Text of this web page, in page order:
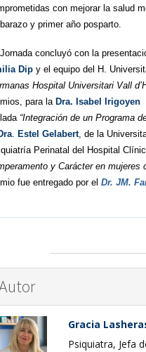
con mejorar la salud
y primer año posparto.
Jornada concluyó con la
Dip y el equipo del H.
Hospital Universitari Vall
para la Dra. Isabel Irigoyen
“Integración de un Programa
Estel Gelabert, de la
Perinatal del Hospital
y Carácter en
fue entregado por el Dr. JM.
Gracia
Psiquiatra, Jefa